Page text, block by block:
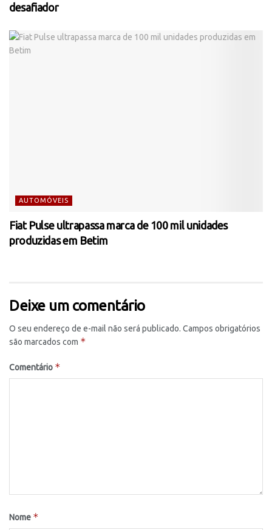
desafiador
AUTOMÓVEIS
Fiat Pulse ultrapassa marca de 100 mil unidades
produzidas em Betim
Deixe um comentário
O seu endereço de e-mail não será publicado. Campos obrigatórios
são marcados com *
Comentário *
Nome *